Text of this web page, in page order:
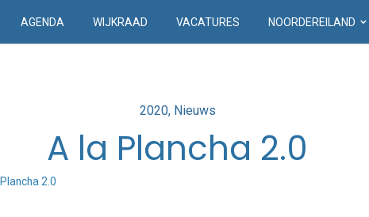
AGENDA WIJKRAAD VACATURES NOORDEREILAND
Posted
in
2020 Nieuws
A la Plancha 2.0
2.0